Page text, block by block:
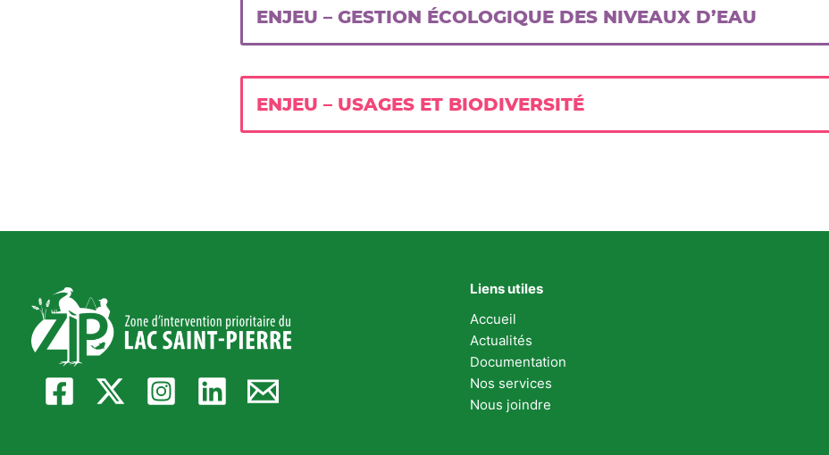
ENJEU – GESTION ÉCOLOGIQUE DES NIVEAUX D’EAU
ENJEU – USAGES ET BIODIVERSITÉ
Liens utiles
Accueil
Actualités
Documentation
Nos services
Nous joindre